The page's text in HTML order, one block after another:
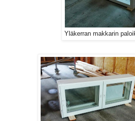
Yläkerran makkarin